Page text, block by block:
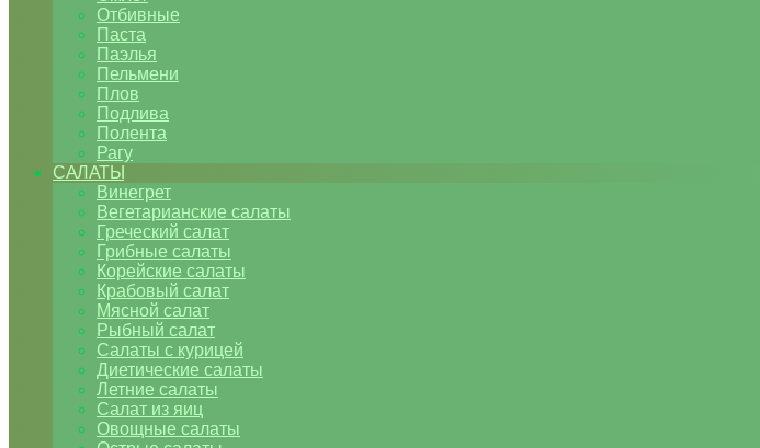
Отбивные
Паста
Паэлья
Пельмени
Плов
Подлива
Полента
Рагу
САЛАТЫ
Винегрет
Вегетарианские салаты
Греческий салат
Грибные салаты
Корейские салаты
Крабовый салат
Мясной салат
Рыбный салат
Салаты с курицей
Диетические салаты
Летние салаты
Салат из яиц
Овощные салаты